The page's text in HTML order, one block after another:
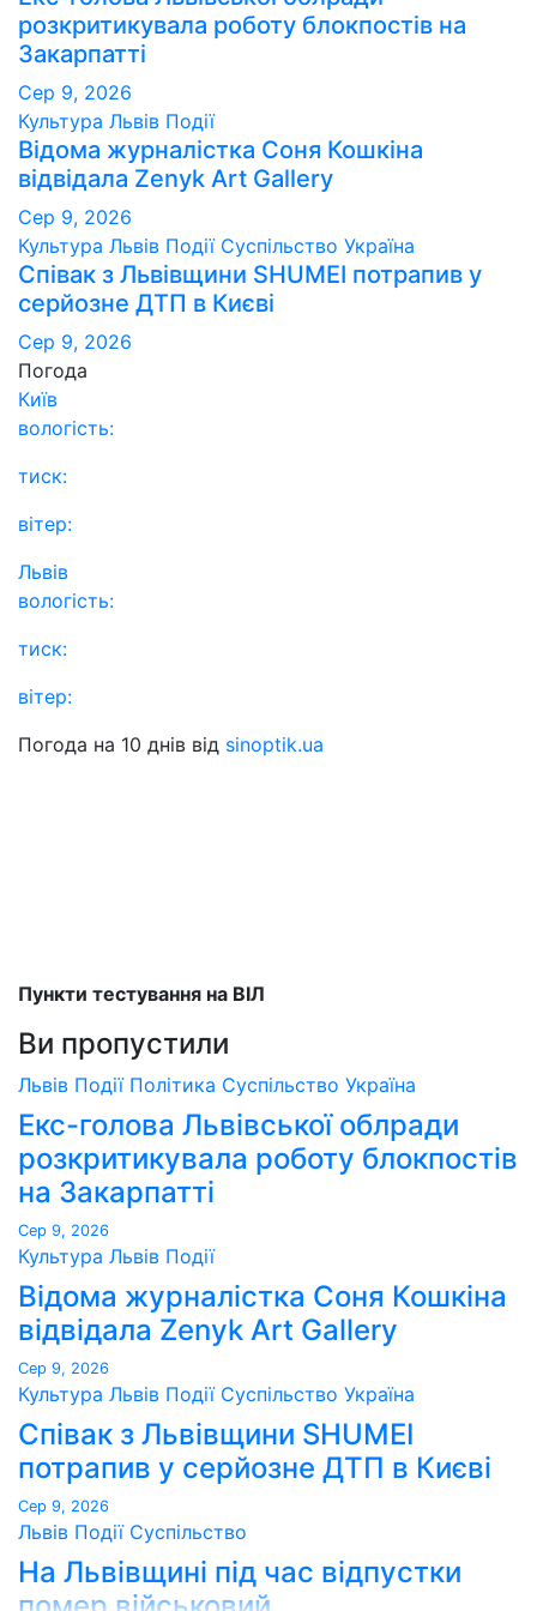
розкритикувала роботу блокпостів на
Закарпатті
Сер 9, 2026
Культура Львів Події
Відома журналістка Соня Кошкіна
відвідала Zenyk Art Gallery
Сер 9, 2026
Культура Львів Події Суспільство Україна
Співак з Львівщини SHUMEI потрапив у
серйозне ДТП в Києві
Сер 9, 2026
Погода
Київ
вологість:
тиск:
вітер:
Львів
вологість:
тиск:
вітер:
Погода на 10 днів від sinoptik.ua
Пункти тестування на ВІЛ
Ви пропустили
Львів Події Політика Суспільство Україна
Екс-голова Львівської облради
розкритикувала роботу блокпостів
на Закарпатті
Сер 9, 2026
Культура Львів Події
Відома журналістка Соня Кошкіна
відвідала Zenyk Art Gallery
Сер 9, 2026
Культура Львів Події Суспільство Україна
Співак з Львівщини SHUMEI
потрапив у серйозне ДТП в Києві
Сер 9, 2026
Львів Події Суспільство
На Львівщині під час відпустки